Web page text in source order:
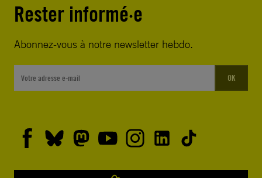
Rester informé·e
Abonnez-vous à notre newsletter hebdo.
OK